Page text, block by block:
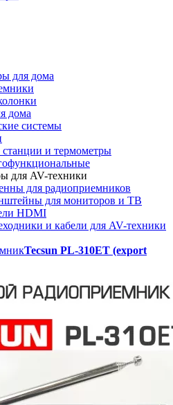
для дома
дома
системы
и термометры
для AV-техники
для радиоприемников
для мониторов и ТВ
HDMI
и кабели для AV-техники
Tecsun PL-310ET (export